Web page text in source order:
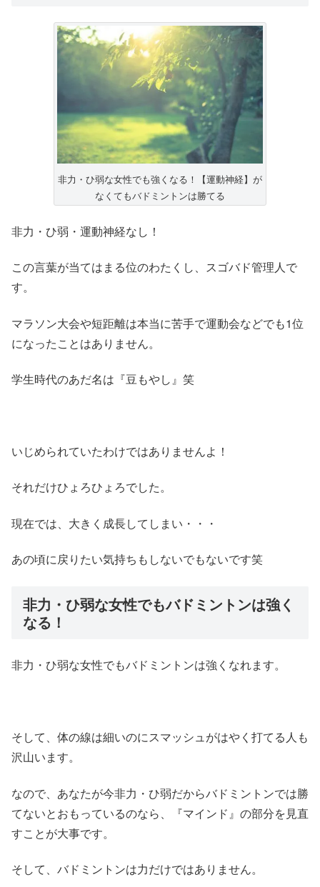
非力・ひ弱な女性でも強くなる！【運動神経】が
なくてもバドミントンは勝てる
非力・ひ弱・運動神経なし！
この言葉が当てはまる位のわたくし、スゴバド管理人で
す。
マラソン大会や短距離は本当に苦手で運動会などでも1位
になったことはありません。
学生時代のあだ名は『豆もやし』笑
いじめられていたわけではありませんよ！
それだけひょろひょろでした。
現在では、大きく成長してしまい・・・
あの頃に戻りたい気持ちもしないでもないです笑
非力・ひ弱な女性でもバドミントンは強く
なる！
非力・ひ弱な女性でもバドミントンは強くなれます。
そして、体の線は細いのにスマッシュがはやく打てる人も
沢山います。
なので、あなたが今非力・ひ弱だからバドミントンでは勝
てないとおもっているのなら、『マインド』の部分を見直
すことが大事です。
そして、バドミントンは力だけではありません。